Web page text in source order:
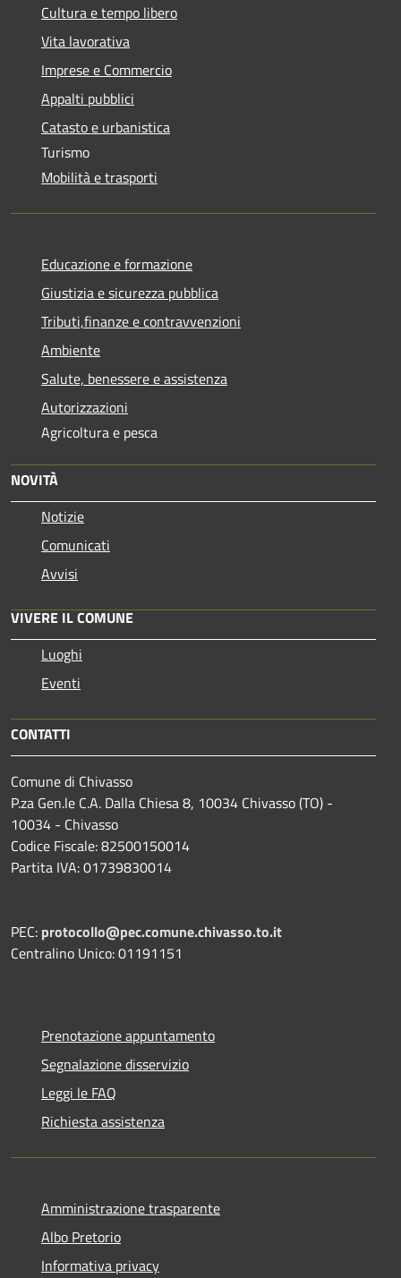
Cultura e tempo libero
Vita lavorativa
Imprese e Commercio
Appalti pubblici
Catasto e urbanistica
Turismo
Mobilità e trasporti
Educazione e formazione
Giustizia e sicurezza pubblica
Tributi,finanze e contravvenzioni
Ambiente
Salute, benessere e assistenza
Autorizzazioni
Agricoltura e pesca
NOVITÀ
Notizie
Comunicati
Avvisi
VIVERE IL COMUNE
Luoghi
Eventi
CONTATTI
Comune di Chivasso
P.za Gen.le C.A. Dalla Chiesa 8, 10034 Chivasso (TO) -
10034 - Chivasso
Codice Fiscale: 82500150014
Partita IVA: 01739830014
PEC: protocollo@pec.comune.chivasso.to.it
Centralino Unico: 01191151
Prenotazione appuntamento
Segnalazione disservizio
Leggi le FAQ
Richiesta assistenza
Amministrazione trasparente
Albo Pretorio
Informativa privacy